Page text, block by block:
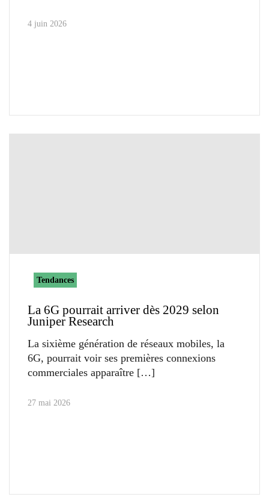
4 juin 2026
Tendances
La 6G pourrait arriver dès 2029 selon
Juniper Research
La sixième génération de réseaux mobiles, la
6G, pourrait voir ses premières connexions
commerciales apparaître
27 mai 2026